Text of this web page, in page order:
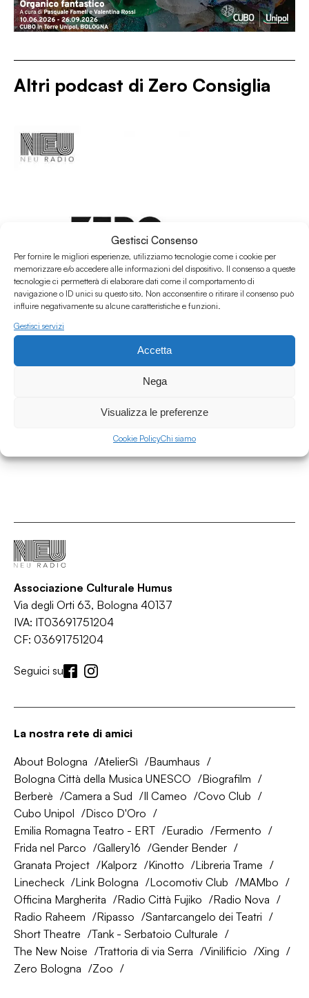
Gestisci Consenso
Per fornire le migliori esperienze, utilizziamo tecnologie come i cookie per
memorizzare e/o accedere alle informazioni del dispositivo. Il consenso a queste
tecnologie ci permetterà di elaborare dati come il comportamento di
navigazione o ID unici su questo sito. Non acconsentire o ritirare il consenso può
influire negativamente su alcune caratteristiche e funzioni.
Gestisci servizi
Accetta
Nega
Visualizza le preferenze
Cookie PolicyChi siamo
Altri podcast di Zero Consiglia
Zero Consiglia #Febbraio 2020
Associazione Culturale Humus
Via degli Orti 63, Bologna 40137
IVA: IT03691751204
CF: 03691751204
Seguici su
La nostra rete di amici
About Bologna AtelierSì
Baumhaus
Bologna Città della Musica UNESCO
Biografilm
Berberè
Camera a Sud Il Cameo
Covo Club
Cubo Unipol
Disco D'Oro
Emilia Romagna Teatro - ERT
Euradio
Fermento
Frida nel Parco
Gallery16
Gender Bender
Granata Project
Kalporz Kinotto
Libreria Trame
Linecheck
Link Bologna Locomotiv Club
MAMbo
Officina Margherita
Radio Città Fujiko
Radio Nova
Radio Raheem
Ripasso
Santarcangelo dei Teatri
Short Theatre
Tank - Serbatoio Culturale
The New Noise
Trattoria di via Serra Vinilificio
Xing
Zero Bologna
Zoo